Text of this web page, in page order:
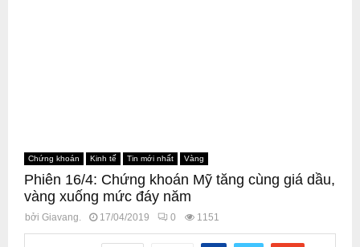
Chứng khoán Kinh tế Tin mới nhất Vàng
Phiên 16/4: Chứng khoán Mỹ tăng cùng giá dầu,
vàng xuống mức đáy năm
bởi Giavang. 17/04/2019 0 1151